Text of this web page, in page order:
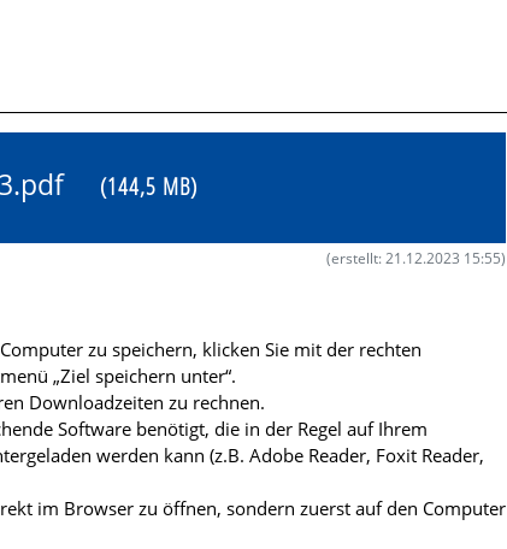
(144,5 MB)
(erstellt: 21.12.2023 15:55)
zu speichern, klicken Sie mit der rechten
„Ziel speichern unter“.
Downloadzeiten zu rechnen.
Software benötigt, die in der Regel auf Ihrem
werden kann (z.B. Adobe Reader, Foxit Reader,
im Browser zu öffnen, sondern zuerst auf den Computer